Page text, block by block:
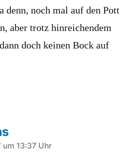
denn, noch mal auf den Pott
aber trotz hinreichendem
doch keinen Bock auf
um 13:37 Uhr